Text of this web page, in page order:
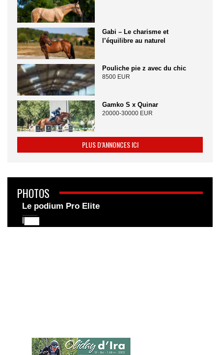
Gabi – Le charisme et
l’équilibre au naturel
Pouliche pie z avec du chic
8500 EUR
Gamko S x Quinar
20000-30000 EUR
PLUS D’ANNONCES ICI
PHOTOS
Le podium Pro Elite